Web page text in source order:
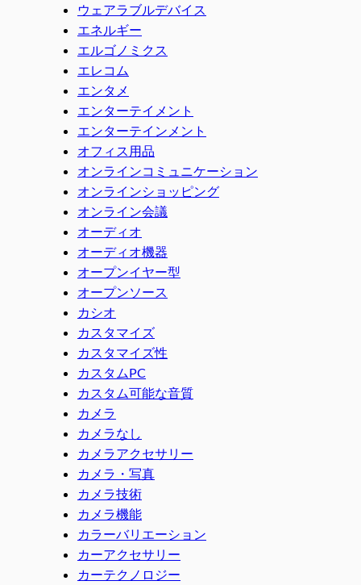
ウェアラブルデバイス
エネルギー
エルゴノミクス
エレコム
エンタメ
エンターテイメント
エンターテインメント
オフィス用品
オンラインコミュニケーション
オンラインショッピング
オンライン会議
オーディオ
オーディオ機器
オープンイヤー型
オープンソース
カシオ
カスタマイズ
カスタマイズ性
カスタムPC
カスタム可能な音質
カメラ
カメラなし
カメラアクセサリー
カメラ・写真
カメラ技術
カメラ機能
カラーバリエーション
カーアクセサリー
カーテクノロジー